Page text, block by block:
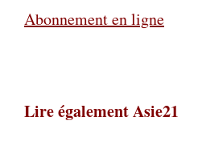
Abonnement en ligne
Lire également Asie21